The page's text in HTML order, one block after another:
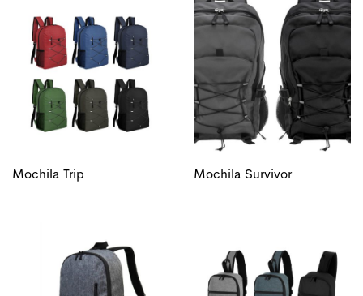
Mochila Trip Mochila Survivor